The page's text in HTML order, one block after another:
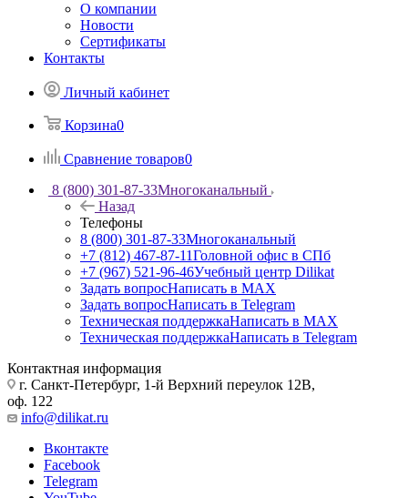
О компании
Новости
Сертификаты
Контакты
Личный кабинет
Корзина0
Сравнение товаров0
8 (800) 301-87-33Многоканальный
Назад
Телефоны
8 (800) 301-87-33Многоканальный
+7 (812) 467-87-11Головной офис в СПб
+7 (967) 521-96-46Учебный центр Dilikat
Задать вопросНаписать в MAX
Задать вопросНаписать в Telegram
Техническая поддержкаНаписать в MAX
Техническая поддержкаНаписать в Telegram
Контактная информация
г. Санкт-Петербург, 1-й Верхний переулок 12В,
оф. 122
info@dilikat.ru
Вконтакте
Facebook
Telegram